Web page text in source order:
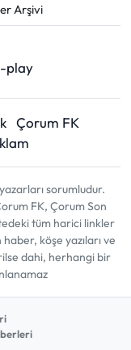
Arşivi
Çorum FK
sorumludur.
FK, Çorum Son
tüm harici linkler
köşe yazıları ve
dahi, herhangi bir